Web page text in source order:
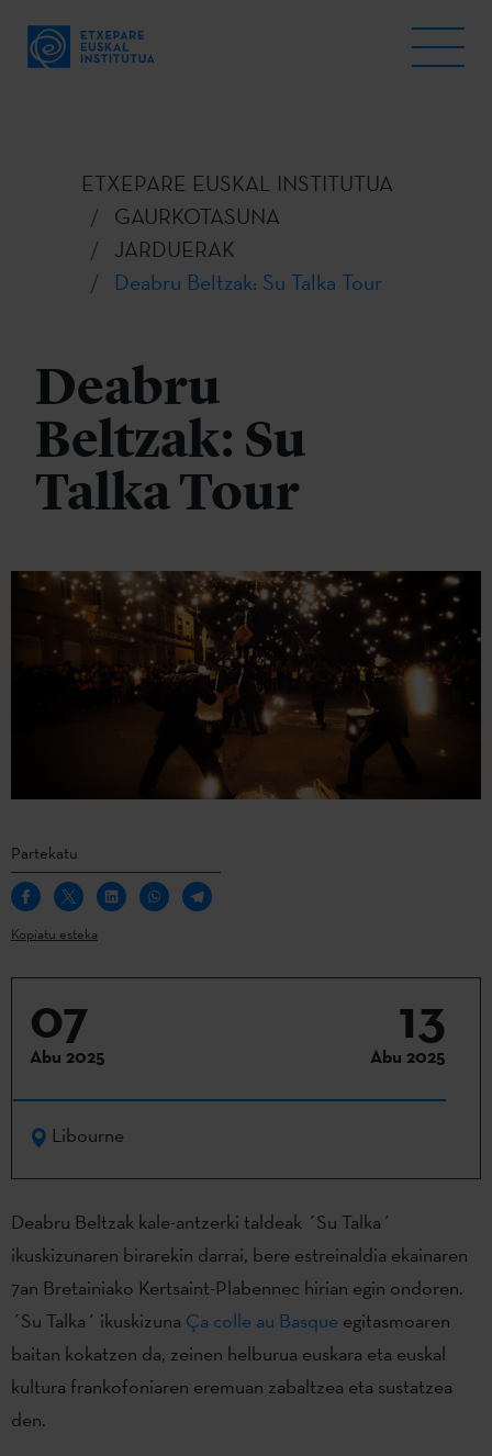
ETXEPARE EUSKAL INSTITUTUA
GAURKOTASUNA
JARDUERAK
Deabru Beltzak: Su Talka Tour
Deabru
Beltzak: Su
Talka Tour
Partekatu
Kopiatu esteka
07
Abu 2025
13
Abu 2025
Libourne
Deabru Beltzak kale-antzerki taldeak ´Su Talka´
ikuskizunaren birarekin darrai, bere estreinaldia ekainaren
7an Bretainiako Kertsaint-Plabennec hirian egin ondoren.
´Su Talka´ ikuskizuna Ça colle au Basque egitasmoaren
baitan kokatzen da, zeinen helburua euskara eta euskal
kultura frankofoniaren eremuan zabaltzea eta sustatzea
den.